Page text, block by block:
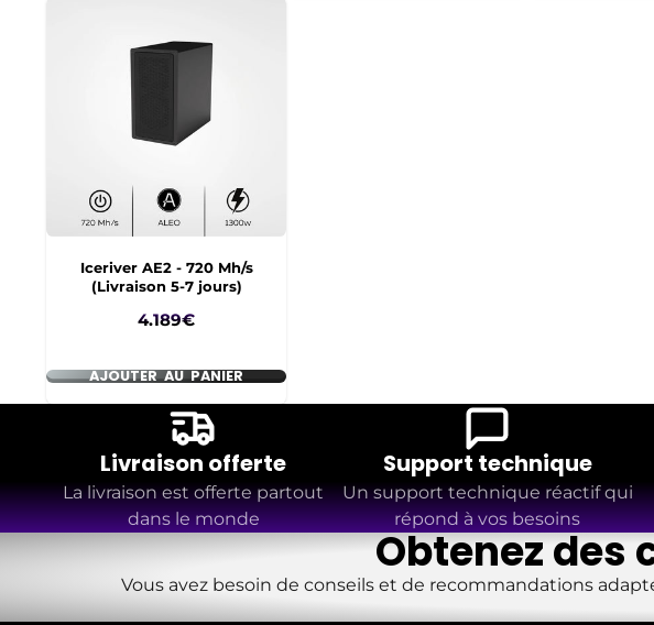
Iceriver AE2 - 720 Mh/s
(Livraison 5-7 jours)
Prix
4.189€
AJOUTER AU PANIER
Livraison offerte
La livraison est offerte partout
dans le monde
Support technique
Un support technique réactif qui
répond à vos besoins
Obtenez des
Vous avez besoin de conseils et de recommandations